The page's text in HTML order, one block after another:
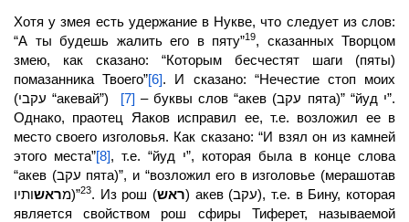
Хотя у змея есть удержание в Нукве, что следует из слов:
“А ты будешь жалить его в пяту”19, сказанных Творцом
змею, как сказано: “Которым бесчестят шаги (пяты)
помазанника Твоего”[6]. И сказано: “Нечестие стоп моих
(עקבי “акевай”) [7] – буквы слов “акев (עקב пята)” “йуд י”.
Однако, праотец Яаков исправил ее, т.е. возложил ее в
местосвоего изголовья. Как сказано: “И взял он из камней
этого места”[8], т.е. “йуд י”, которая была в конце слова
“акев (עקב пята)”, и “возложил его в изголовье (мерашотав
מראש ותיו)”23. Из рош (ראש) акев (עקב), т.е. в Бину, которая
является свойством рош сфиры Тиферет, называемой